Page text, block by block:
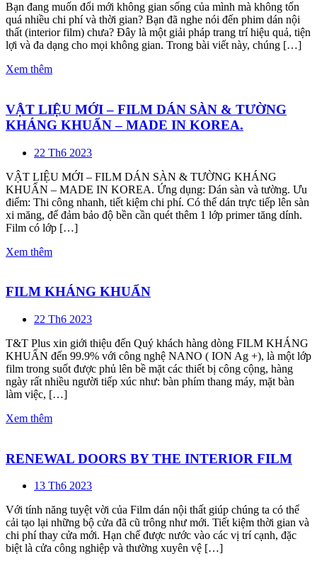
Bạn đang muốn đổi mới không gian sống của mình mà không tốn
quá nhiều chi phí và thời gian? Bạn đã nghe nói đến phim dán nội
thất (interior film) chưa? Đây là một giải pháp trang trí hiệu quả, tiện
lợi và đa dạng cho mọi không gian. Trong bài viết này, chúng […]
Xem thêm
VẬT LIỆU MỚI – FILM DÁN SÀN & TƯỜNG
KHÁNG KHUẨN – MADE IN KOREA.
22 Th6 2023
VẬT LIỆU MỚI – FILM DÁN SÀN & TƯỜNG KHÁNG
KHUẨN – MADE IN KOREA. Ứng dụng: Dán sàn và tường. Ưu
điểm: Thi công nhanh, tiết kiệm chi phí. Có thể dán trực tiếp lên sàn
xi măng, để đảm bảo độ bền cần quét thêm 1 lớp primer tăng dính.
Film có lớp […]
Xem thêm
FILM KHÁNG KHUẨN
22 Th6 2023
T&T Plus xin giới thiệu đến Quý khách hàng dòng FILM KHÁNG
KHUẨN đến 99.9% với công nghệ NANO ( ION Ag +), là một lớp
film trong suốt được phủ lên bề mặt các thiết bị công cộng, hàng
ngày rất nhiều người tiếp xúc như: bàn phím thang máy, mặt bàn
làm việc, […]
Xem thêm
RENEWAL DOORS BY THE INTERIOR FILM
13 Th6 2023
Với tính năng tuyệt vời của Film dán nội thất giúp chúng ta có thể
cải tạo lại những bộ cửa đã cũ trông như mới. Tiết kiệm thời gian và
chi phí thay cửa mới. Hạn chế được nước vào các vị trí cạnh, đặc
biệt là cửa công nghiệp và thường xuyên vệ […]